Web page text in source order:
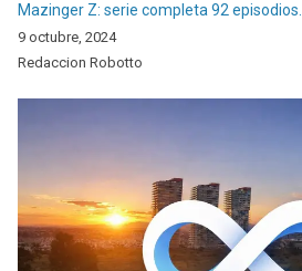
Mazinger Z: serie completa 92 episodios.
9 octubre, 2024
Redaccion Robotto